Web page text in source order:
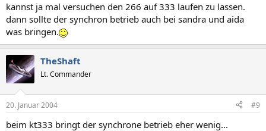
kannst ja mal versuchen den 266 auf 333 laufen zu lassen.
dann sollte der synchron betrieb auch bei sandra und aida
was bringen.
TheShaft
Lt. Commander
20. Januar 2004 #9
beim kt333 bringt der synchrone betrieb eher wenig...